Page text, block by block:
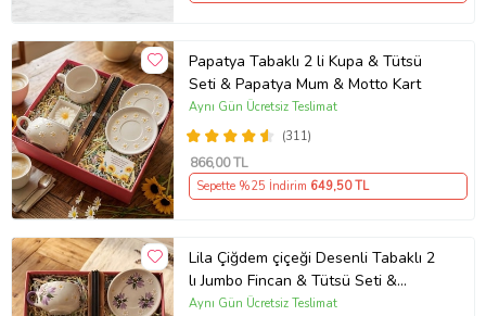
Papatya Tabaklı 2 li Kupa & Tütsü
Seti & Papatya Mum & Motto Kart
(311)
Aynı Gün Ücretsiz Teslimat
866,00 TL
Sepette %25 İndirim 649,50 TL
Lila Çiğdem çiçeği Desenli Tabaklı 2
lı Jumbo Fincan & Tütsü Seti &
Papatya Mum &
Aynı Gün Ücretsiz Teslimat